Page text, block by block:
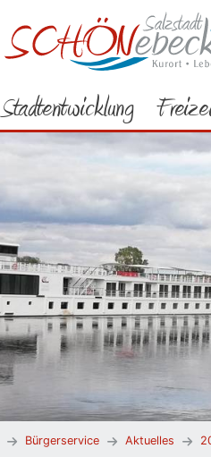
Stadtentwicklung
Bürgerservice Aktuelles